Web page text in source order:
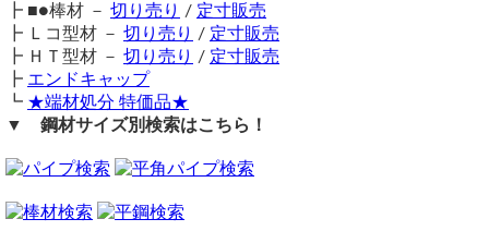
切り注文(100kg以上）でお受けしています。ブロンズ・ブラ
ックカラーをご希望の際は、まずは一度お問い合わせくださ
い。
重量1.0kg当りの基準単価2,400円（単価倍率1.00）税込
購入材料価格は希望切断寸法重量による価格となります。
注意事項
在庫不足の場合は製作・取り寄せとなるため納期に＋数週間
を要します。
A6063丸パイプ シルバーアルマイトの購入を検討しているのですが、
切断面にもアルマイト処理していただくことは可能でしょうか？
切断面は生地材のままとなります。（アルマイト処理不可です）
┣ ■●棒材 － 切り売り / 定寸販売
┣ Ｌコ型材 － 切り売り / 定寸販売
┣ ＨＴ型材 － 切り売り / 定寸販売
┣ エンドキャップ
┗ ★端材処分 特価品★
▼ 鋼材サイズ別検索はこちら！